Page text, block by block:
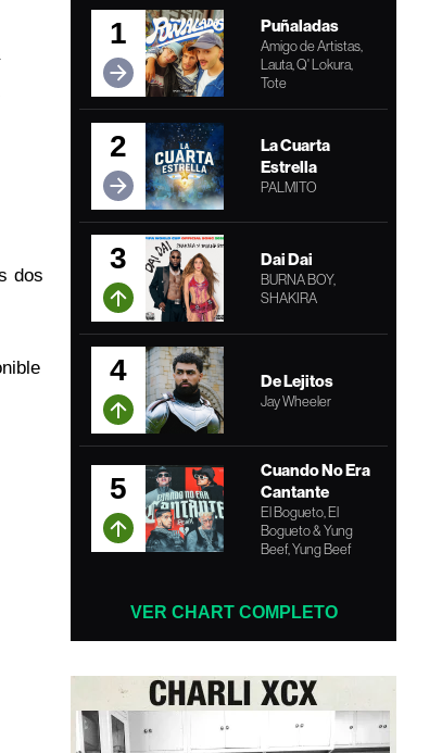
dos
1 Puñaladas
Amigo de Artistas,
Lauta, Q' Lokura,
Tote
2
La Cuarta
Estrella
PALMITO
3 Dai Dai
BURNA BOY,
SHAKIRA
4 De Lejitos
Jay Wheeler
5
Cuando No Era
Cantante
El Bogueto, El
Bogueto & Yung
Beef, Yung Beef
VER CHART COMPLETO